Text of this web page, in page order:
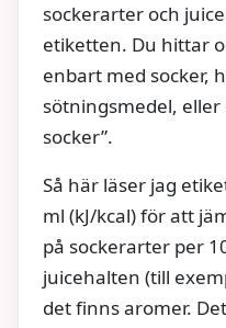
sockerarter och
etiketten. Du hittar
enbart med socker,
sötningsmedel,
socker”.
Så här läser jag
ml (kJ/kcal) för att
på sockerarter per
juicehalten (till
det finns aromer.